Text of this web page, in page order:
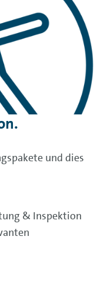
und dies
& Inspektion